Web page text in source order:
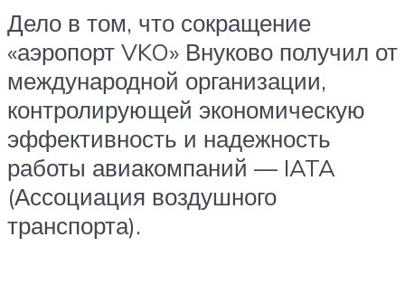
Дело в том, что сокращение
«аэропорт VKO» Внуково получил от
международной организации,
контролирующей экономическую
эффективность и надежность
работы авиакомпаний — IATA
(Ассоциация воздушного
транспорта).